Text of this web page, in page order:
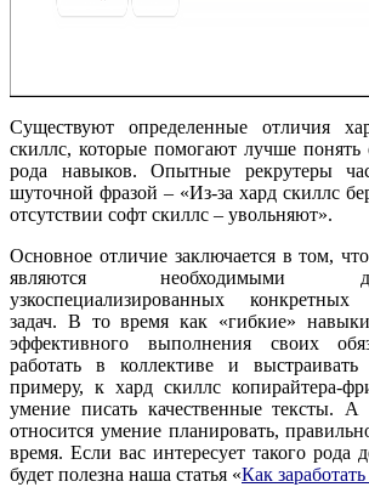
Существуют определенные отличия
скиллс, которые помогают лучше понять
рода навыков. Опытные рекрутеры
шуточной фразой – «Из-за хард скиллс
отсутствии софт скиллс – увольняют».
Основное отличие заключается в том,
являются необходимыми
узкоспециализированных конкретных
задач. В то время как «гибкие»
эффективного выполнения своих
работать в коллективе и
примеру, к хард скиллс копирайтера-
умение писать качественные тексты.
относится умение планировать,
время. Если вас интересует такого рода
будет полезна наша статья «Как